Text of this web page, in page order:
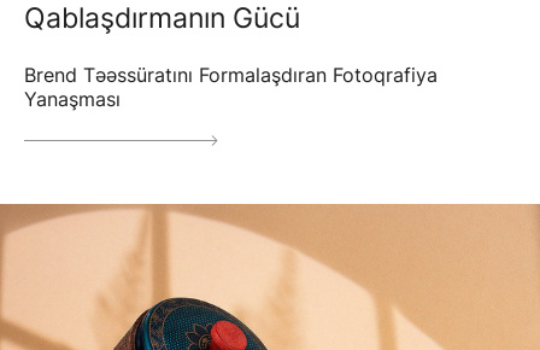
Qablaşdırmanın Gücü
Brend Təəssüratını Formalaşdıran Fotoqrafiya
Yanaşması